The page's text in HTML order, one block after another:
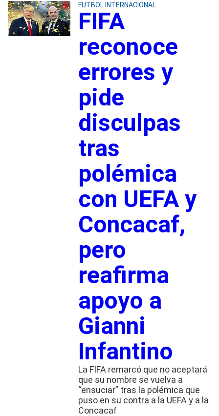
FUTBOL INTERNACIONAL
FIFA
reconoce
errores y
pide
disculpas
tras
polémica
con UEFA y
Concacaf,
pero
reafirma
apoyo a
Gianni
Infantino
La FIFA remarcó que no aceptará
que su nombre se vuelva a
“ensuciar” tras la polémica que
puso en su contra a la UEFA y a la
Concacaf